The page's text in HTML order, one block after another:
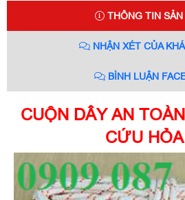
THÔNG TIN SẢN
NHẬN XÉT CỦA
BÌNH LUẬN
CUỘN DÂY AN
CỨU HỎA